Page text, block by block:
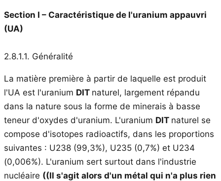
Section I – Caractéristique de l'uranium appauvri
(UA)
2.8.1.1. Généralité
La matière première à partir de laquelle est produit
l'UA est l'uranium DIT naturel, largement répandu
dans la nature sous la forme de minerais à basse
teneur d'oxydes d'uranium. L'uranium DIT naturel se
compose d'isotopes radioactifs, dans les proportions
suivantes : U238 (99,3%), U235 (0,7%) et U234
(0,006%). L'uranium sert surtout dans l'industrie
nucléaire ((Il s'agit alors d'un métal qui n'a plus rien